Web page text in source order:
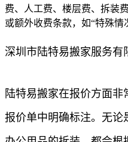
费、人工费、楼层费、拆装
或额外收费条款，如“特殊情
深圳市陆特易搬家服务有
陆特易搬家在报价方面
报价单中明确标注。无论